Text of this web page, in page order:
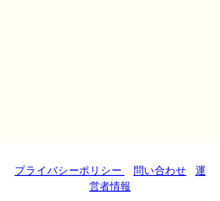
プライバシーポリシー 問い合わせ
運
営者情報